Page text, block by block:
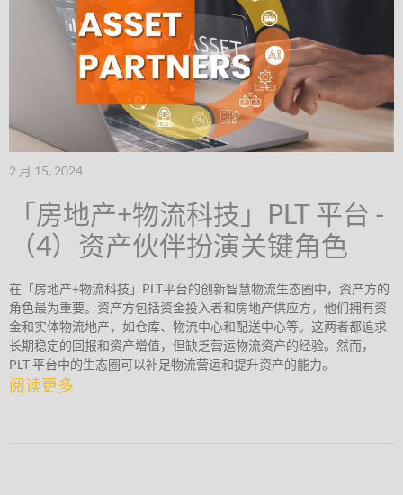
2 月 15, 2024
「房地产+物流科技」PLT 平台 -
（4）资产伙伴扮演关键角色
在「房地产+物流科技」PLT平台的创新智慧物流生态圈中，资产方的
角色最为重要。资产方包括资金投入者和房地产供应方，他们拥有资
金和实体物流地产，如仓库、物流中心和配送中心等。这两者都追求
长期稳定的回报和资产增值，但缺乏营运物流资产的经验。然而，
PLT 平台中的生态圈可以补足物流营运和提升资产的能力。
阅读更多